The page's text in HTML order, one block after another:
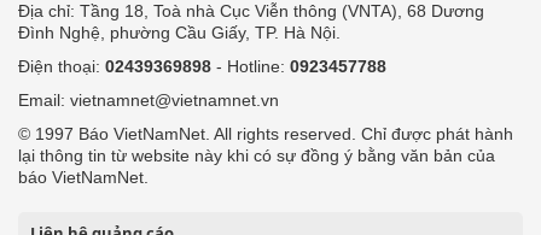
Địa chỉ: Tầng 18, Toà nhà Cục Viễn thông (VNTA), 68 Dương
Đình Nghệ, phường Cầu Giấy, TP. Hà Nội.
Điện thoại: 02439369898 - Hotline: 0923457788
Email: vietnamnet@vietnamnet.vn
© 1997 Báo VietNamNet. All rights reserved. Chỉ được phát hành
lại thông tin từ website này khi có sự đồng ý bằng văn bản của
báo VietNamNet.